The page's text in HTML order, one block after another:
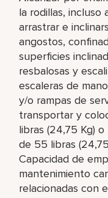
la rodillas, incluso
arrastrar e
angostos,
superficies
resbalosas y
escaleras de
y/o rampas de
transportar y
libras (24,75 Kg)
de 55 libras
Capacidad de
mantenimiento
relacionadas con